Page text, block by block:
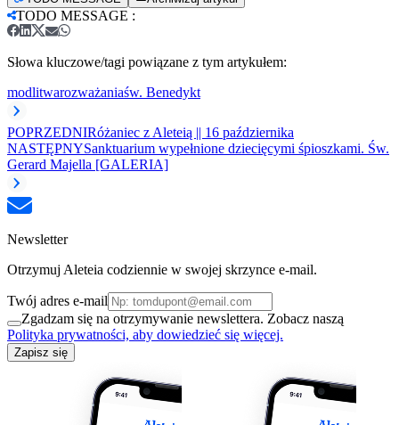
TODO MESSAGE :
Słowa kluczowe/tagi powiązane z tym artykułem:
modlitwarozważaniaśw. Benedykt
POPRZEDNIRóżaniec z Aleteią || 16 października
NASTĘPNYSanktuarium wypełnione dziecięcymi śpioszkami. Św.
Gerard Majella [GALERIA]
Newsletter
Otrzymuj Aleteia codziennie w swojej skrzynce e-mail.
Twój adres e-mail
Zgadzam się na otrzymywanie newslettera. Zobacz naszą
Polityka prywatności, aby dowiedzieć się więcej.
Zapisz się